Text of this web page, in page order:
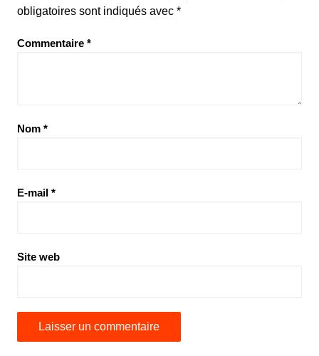
obligatoires sont indiqués avec *
Commentaire *
Nom *
E-mail *
Site web